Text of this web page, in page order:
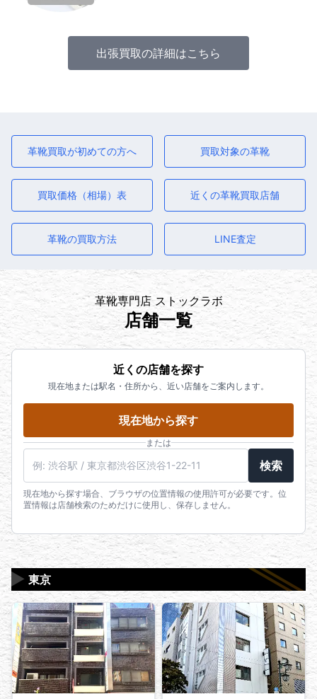
出張買取の詳細はこちら
革靴買取が初めての方へ 買取対象の革靴
買取価格（相場）表 近くの革靴買取店舗
革靴の買取方法 LINE査定
革靴専門店 ストックラボ
店舗一覧
近くの店舗を探す
現在地または駅名・住所から、近い店舗をご案内します。
現在地から探す
または
検索
現在地から探す場合、ブラウザの位置情報の使用許可が必要です。位
置情報は店舗検索のためだけに使用し、保存しません。
東京
▶